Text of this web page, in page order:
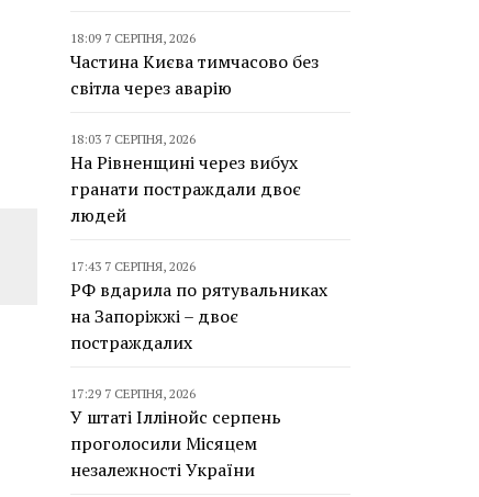
18:09 7 СЕРПНЯ, 2026
Частина Києва тимчасово без
світла через аварію
18:03 7 СЕРПНЯ, 2026
На Рівненщині через вибух
гранати постраждали двоє
людей
17:43 7 СЕРПНЯ, 2026
РФ вдарила по рятувальниках
на Запоріжжі – двоє
постраждалих
17:29 7 СЕРПНЯ, 2026
У штаті Іллінойс серпень
проголосили Місяцем
незалежності України